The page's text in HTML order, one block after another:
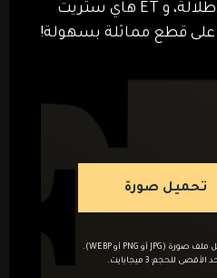
فقط حمّلوا صورة الإطلالة، و ET هاي ستريت
قطع مماثلة بسهولة!
تحميل صورة
قم بتحميل ملف صورة (JPG أو PNG أو WEBP).
الأقصى للحجم: 3 ميجابايت.